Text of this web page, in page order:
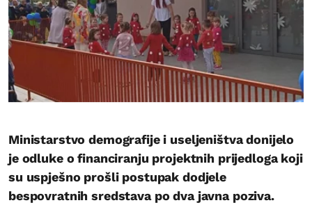
Ministarstvo demografije i useljeništva donijelo
je odluke o financiranju projektnih prijedloga koji
su uspješno prošli postupak dodjele
bespovratnih sredstava po dva javna poziva.